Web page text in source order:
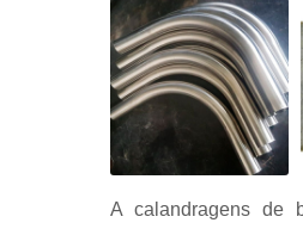
A calandragens de